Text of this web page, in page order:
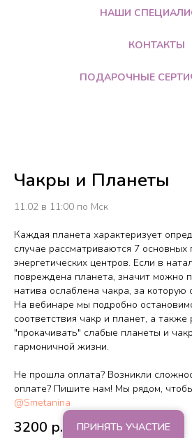
НАШИ
КОНТАКТЫ
ПОДАРОЧНЫЕ
Чакры и Планеты
11.02 в 11:00 по Мск
Каждая планета характеризует
случае рассматриваются 7 основных
энергетических центров. Если в
повреждена планета, значит можно
натива ослаблена чакра, за которую
На вебинаре мы подробно
соответствия чакр и планет, а также
"прокачивать" слабые планеты и
гармоничной жизни.
Не прошла оплата? Возникли
оплате? Пишите нам! Мы рядом,
@Smetanina
3200 р. ПРИНЯТЬ УЧАСТИЕ